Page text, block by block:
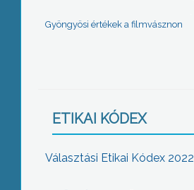
Gyöngyösi értékek a filmvásznon
ETIKAI KÓDEX
Választási Etikai Kódex 2022